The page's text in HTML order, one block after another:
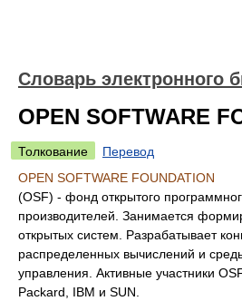
Словарь электронного
OPEN SOFTWARE
Толкование
Перевод
OPEN SOFTWARE FOUNDATION
(OSF) - фонд открытого
производителей. Занимается
открытых систем. Разрабатывает
распределенных вычислений и
управления. Активные участники
Packard, IBM и SUN.